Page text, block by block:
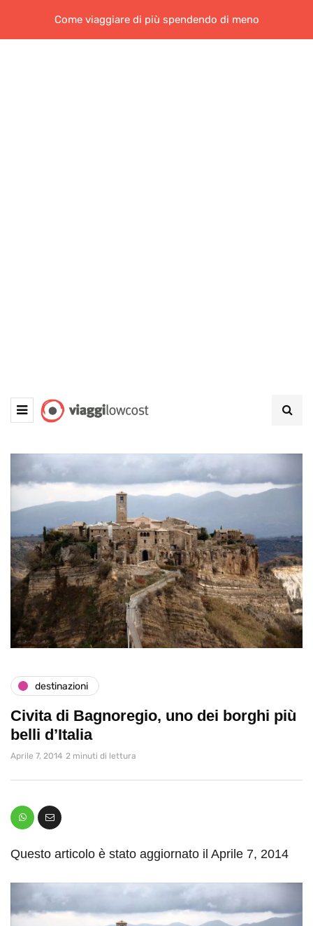
Come viaggiare di più spendendo di meno
destinazioni
Civita di Bagnoregio, uno dei borghi più
belli d’Italia
Aprile 7, 2014 2 minuti di lettura
Questo articolo è stato aggiornato il Aprile 7, 2014